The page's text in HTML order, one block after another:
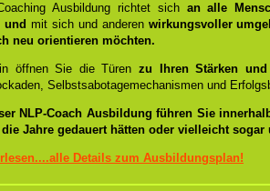
Ausbildung richtet sich an alle
und mit sich und anderen wirkungsvoller
neu orientieren möchten.
öffnen Sie die Türenzu Ihren Stärken und
Selbstsabotagemechanismen und
NLP-Coach Ausbildung führen Sie
die Jahre gedauert hätten oder vielleicht
Details zum Ausbildungsplan!